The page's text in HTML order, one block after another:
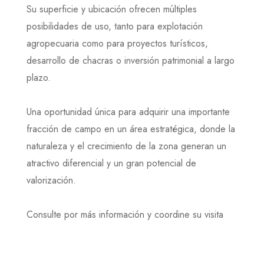
Su superficie y ubicación ofrecen múltiples
posibilidades de uso, tanto para explotación
agropecuaria como para proyectos turísticos,
desarrollo de chacras o inversión patrimonial a largo
plazo.
Una oportunidad única para adquirir una importante
fracción de campo en un área estratégica, donde la
naturaleza y el crecimiento de la zona generan un
atractivo diferencial y un gran potencial de
valorización.
Consulte por más información y coordine su visita